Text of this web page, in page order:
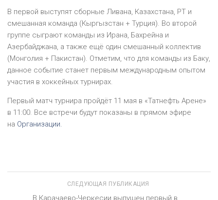
В первой выступят сборные Ливана, Казахстана, РТ и
смешанная команда (Кыргызстан + Турция). Во второй
группе сыграют команды из Ирана, Бахрейна и
Азербайджана, а также ещё один смешанный коллектив
(Монголия + Пакистан). Отметим, что для команды из Баку,
данное событие станет первым международным опытом
участия в хоккейных турнирах.
Первый матч турнира пройдёт 11 мая в «Татнефть Арене»
в 11:00. Все встречи будут показаны в прямом эфире
на Организации.
СЛЕДУЮЩАЯ ПУБЛИКАЦИЯ
В Карачаево-Черкесии выпущен первый в